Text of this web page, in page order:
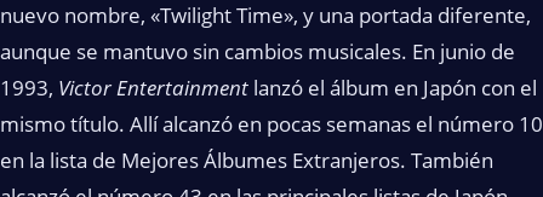
nuevo nombre, «Twilight Time», y una portada diferente,
aunque se mantuvo sin cambios musicales. En junio de
1993, Victor Entertainment lanzó el álbum en Japón con el
mismo título. Allí alcanzó en pocas semanas el número 10
en la lista de Mejores Álbumes Extranjeros. También